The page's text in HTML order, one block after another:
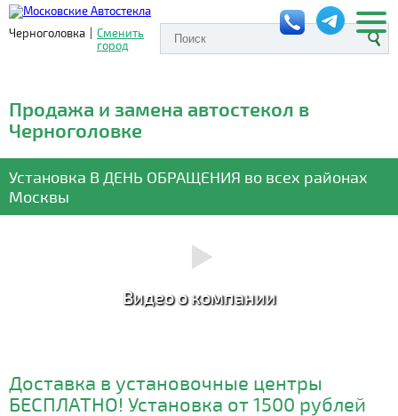
Черноголовка | Сменить
город
Продажа и замена автостекол в
Черноголовке
Установка В ДЕНЬ ОБРАЩЕНИЯ во всех районах
Москвы
Видео о компании
Доставка в установочные центры
БЕСПЛАТНО! Установка от 1500 рублей